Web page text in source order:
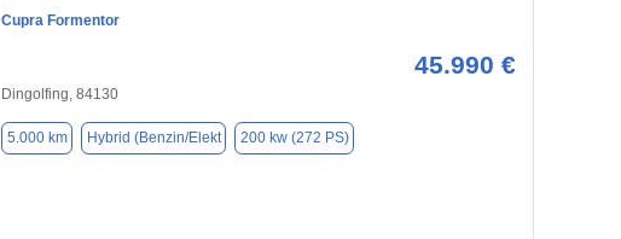
Cupra Formentor
45.990 €
Dingolfing, 84130
5.000 km Hybrid (Benzin/Elekt 200 kw (272 PS)